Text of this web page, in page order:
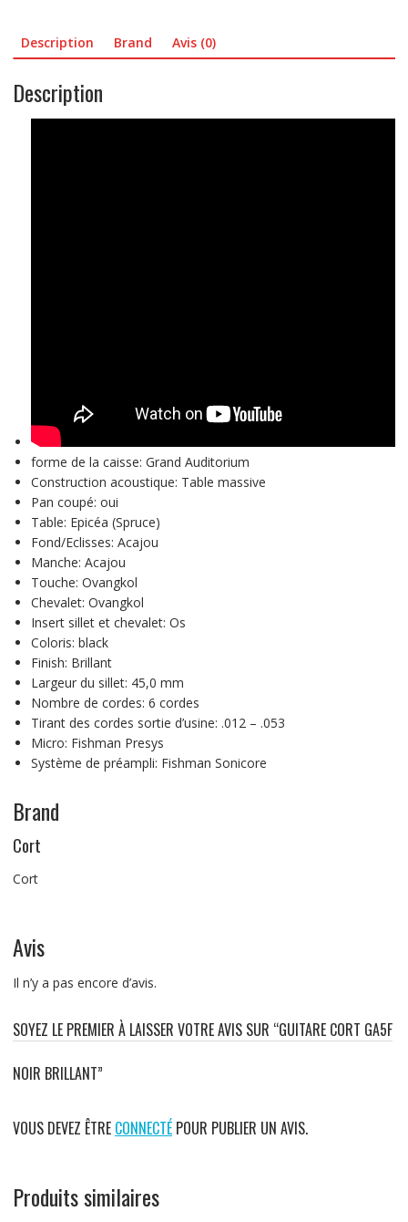
Description Brand Avis (0)
Description
forme de la caisse: Grand Auditorium
Construction acoustique: Table massive
Pan coupé: oui
Table: Epicéa (Spruce)
Fond/Eclisses: Acajou
Manche: Acajou
Touche: Ovangkol
Chevalet: Ovangkol
Insert sillet et chevalet: Os
Coloris: black
Finish: Brillant
Largeur du sillet: 45,0 mm
Nombre de cordes: 6 cordes
Tirant des cordes sortie d’usine: .012 – .053
Micro: Fishman Presys
Système de préampli: Fishman Sonicore
Brand
Cort
Cort
Avis
Il n’y a pas encore d’avis.
SOYEZ LE PREMIER À LAISSER VOTRE AVIS SUR “GUITARE CORT GA5F
NOIR BRILLANT”
VOUS DEVEZ ÊTRE CONNECTÉPOUR PUBLIER UN AVIS.
Produits similaires